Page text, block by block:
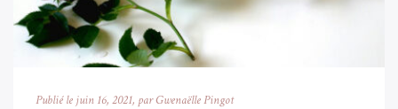
Publié le juin 16, 2021, par Gwenaëlle Pingot